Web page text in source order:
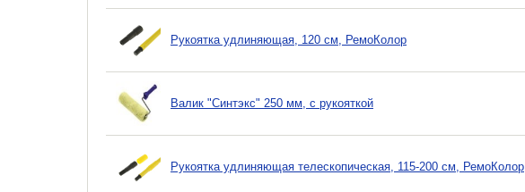
Рукоятка удлиняющая, 120 см, РемоКолор
Валик "Синтэкс" 250 мм, с рукояткой
Рукоятка удлиняющая телескопическая, 115-200 см, РемоКолор